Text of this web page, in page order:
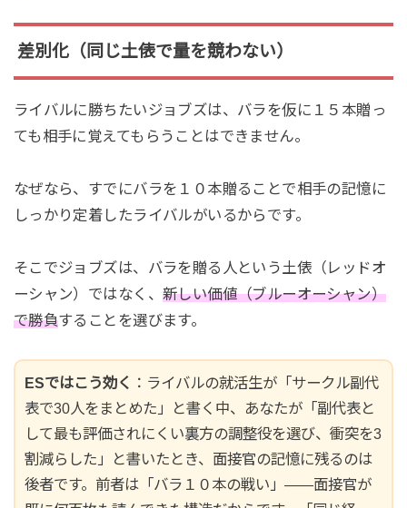
差別化（同じ土俵で量を競わない）
ライバルに勝ちたいジョブズは、バラを仮に１５本贈っ
ても相手に覚えてもらうことはできません。
なぜなら、すでにバラを１０本贈ることで相手の記憶に
しっかり定着したライバルがいるからです。
そこでジョブズは、バラを贈る人という土俵（レッドオ
ーシャン）ではなく、 新しい価値（ブルーオーシャン）
で勝負することを選びます。
ESではこう効く
：ライバルの就活生が「サークル副代
表で30人をまとめた」と書く中、あなたが「副代表と
して最も評価されにくい裏方の調整役を選び、衝突を3
割減らした」と書いたとき、面接官の記憶に残るのは
後者です。前者は「バラ１０本の戦い」――面接官が